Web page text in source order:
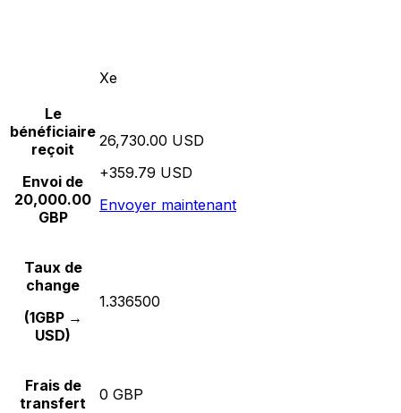
Xe
Le
bénéficiaire
reçoit
Envoi de
20,000.00
GBP
26,730.00 USD
+359.79 USD
Envoyer maintenant
Taux de
change
(1GBP →
USD)
1.336500
Frais de
transfert
0 GBP